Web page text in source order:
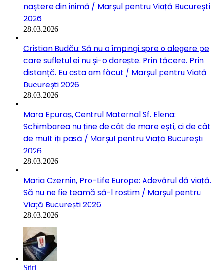
naștere din inimă / Marșul pentru Viață București
2026
28.03.2026
Cristian Budău: Să nu o împingi spre o alegere pe
care sufletul ei nu și-o dorește. Prin tăcere. Prin
distanță. Eu asta am făcut / Marșul pentru Viață
București 2026
28.03.2026
Mara Epuraș, Centrul Maternal Sf. Elena:
Schimbarea nu ține de cât de mare ești, ci de cât
de mult îți pasă / Marșul pentru Viață București
2026
28.03.2026
Maria Czernin, Pro-Life Europe: Adevărul dă viață.
Să nu ne fie teamă să-l rostim / Marșul pentru
Viață București 2026
28.03.2026
Stiri